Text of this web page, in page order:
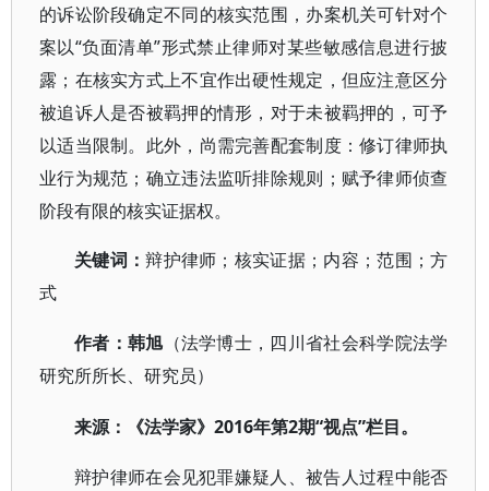
的诉讼阶段确定不同的核实范围，办案机关可针对个
案以“负面清单”形式禁止律师对某些敏感信息进行披
露；在核实方式上不宜作出硬性规定，但应注意区分
被追诉人是否被羁押的情形，对于未被羁押的，可予
以适当限制。此外，尚需完善配套制度：修订律师执
业行为规范；确立违法监听排除规则；赋予律师侦查
阶段有限的核实证据权。
关键词：辩护律师；核实证据；内容；范围；方
式
作者 ： 韩旭 （法学博士，四川省社会科学院法学
研究所所长、研究员）
来源 ： 《法学家》 2016年第2期“视点”栏目。
辩护律师在会见犯罪嫌疑人、被告人过程中能否